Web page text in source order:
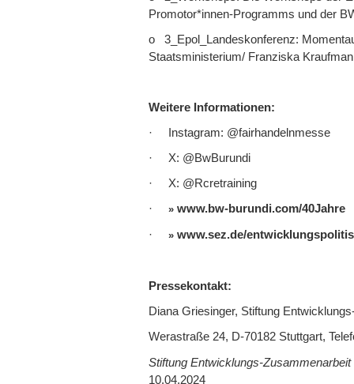
Promotor*innen-Programms und der
o 3_Epol_Landeskonferenz:
Staatsministerium/ Franziska
Weitere Informationen:
· Instagram: @fairhandelnmesse
· X: @BwBurundi
· X: @Rcretraining
·
www.bw-burundi.com/40Jahre
·
www.sez.de/
Pressekontakt:
Diana Griesinger, Stiftung
Werastraße 24, D-70182 Stuttgart,
Stiftung Entwicklungs-
10.04.2024